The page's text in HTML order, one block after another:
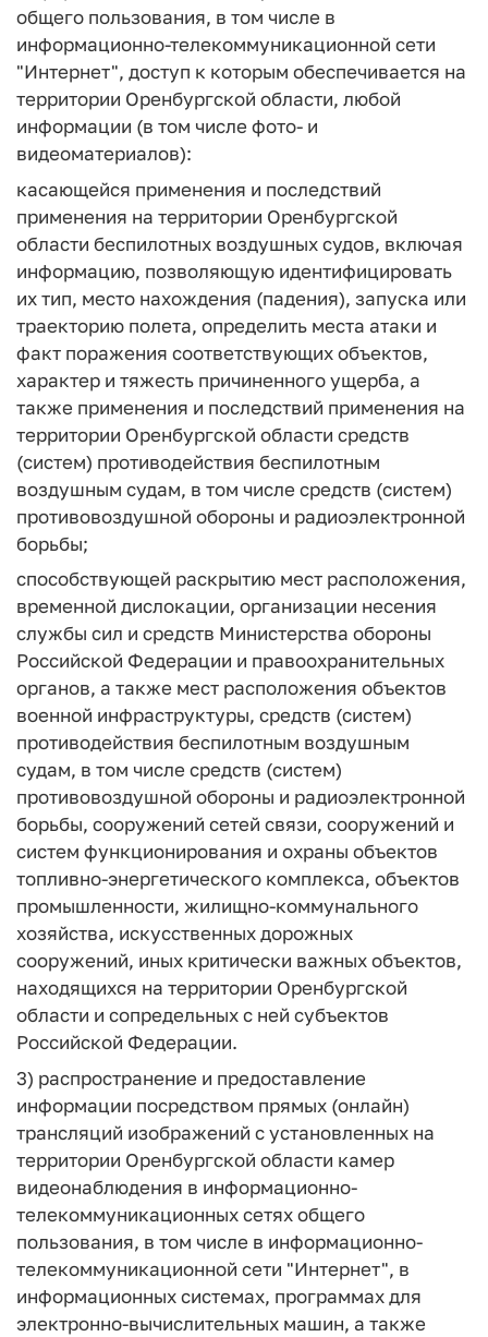
общего пользования, в том числе в
информационно-телекоммуникационной сети
"Интернет", доступ к которым обеспечивается на
территории Оренбургской области, любой
информации (в том числе фото- и
видеоматериалов):
касающейся применения и последствий
применения на территории Оренбургской
области беспилотных воздушных судов, включая
информацию, позволяющую идентифицировать
их тип, место нахождения (падения), запуска или
траекторию полета, определить места атаки и
факт поражения соответствующих объектов,
характер и тяжесть причиненного ущерба, а
также применения и последствий применения на
территории Оренбургской области средств
(систем) противодействия беспилотным
воздушным судам, в том числе средств (систем)
противовоздушной обороны и радиоэлектронной
борьбы;
способствующей раскрытию мест расположения,
временной дислокации, организации несения
службы сил и средств Министерства обороны
Российской Федерации и правоохранительных
органов, а также мест расположения объектов
военной инфраструктуры, средств (систем)
противодействия беспилотным воздушным
судам, в том числе средств (систем)
противовоздушной обороны и радиоэлектронной
борьбы, сооружений сетей связи, сооружений и
систем функционирования и охраны объектов
топливно-энергетического комплекса, объектов
промышленности, жилищно-коммунального
хозяйства, искусственных дорожных
сооружений, иных критически важных объектов,
находящихся на территории Оренбургской
области и сопредельных с ней субъектов
Российской Федерации.
3) распространение и предоставление
информации посредством прямых (онлайн)
трансляций изображений с установленных на
территории Оренбургской области камер
видеонаблюдения в информационно-
телекоммуникационных сетях общего
пользования, в том числе в информационно-
телекоммуникационной сети "Интернет", в
информационных системах, программах для
электронно-вычислительных машин, а также